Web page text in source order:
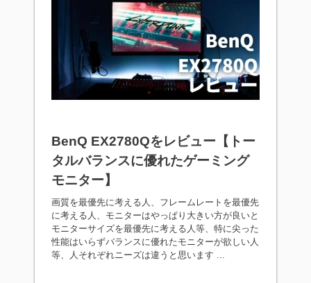
BenQ EX2780Qをレビュー【トー
タルバランスに優れたゲーミング
モニター】
画質を最優先に考える人、フレームレートを最優先
に考える人、モニターはやっぱり大きい方が良いと
モニターサイズを最優先に考える人等、特に尖った
性能はいらずバランスに優れたモニターが欲しい人
等、人それぞれニーズは違うと思います ...